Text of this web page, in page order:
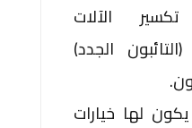
الآلات
الجدد)
لها خيارات